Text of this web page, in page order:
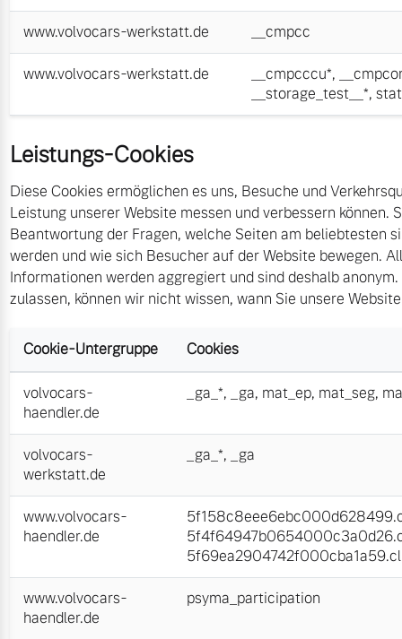
www.volvocars-werkstatt.de __cmpcc
www.volvocars-werkstatt.de __cmpcccu*,
__storage_test__*,
Leistungs-Cookies
Diese Cookies ermöglichen es uns, Besuche und
Leistung unserer Website messen und verbessern können.
Beantwortung der Fragen, welche Seiten am beliebtesten
werden und wie sich Besucher auf der Website bewegen.
Informationen werden aggregiert und sind deshalb
zulassen, können wir nicht wissen, wann Sie unsere
Cookie-Untergruppe Cookies
volvocars-
haendler.de
_ga_*, _ga, mat_ep, mat_seg,
volvocars-
werkstatt.de
_ga_*, _ga
www.volvocars-
haendler.de
www.volvocars-
haendler.de
psyma_participation